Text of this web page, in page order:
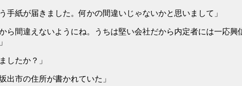
手紙が届きました。何かの間違いじゃないかと思いまして」
ら間違えないようにね。うちは堅い会社だから内定者には一応
したか？」
出市の住所が書かれていた」